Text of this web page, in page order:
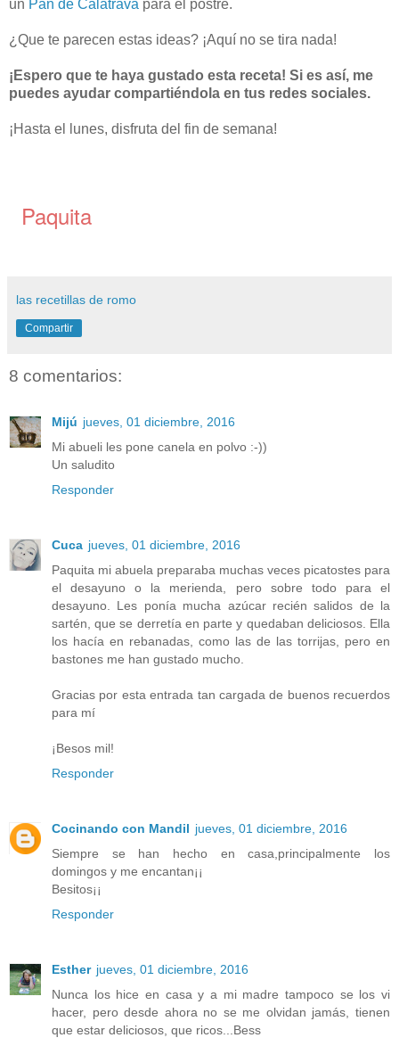
un Pan de Calatrava para el postre.
¿Que te parecen estas ideas? ¡Aquí no se tira nada!
¡Espero que te haya gustado esta receta! Si es así, me
puedes ayudar compartiéndola en tus redes sociales.
¡Hasta el lunes, disfruta del fin de semana!
Paquita
las recetillas de romo
Compartir
8 comentarios:
Mijú jueves, 01 diciembre, 2016
Mi abueli les pone canela en polvo :-))
Un saludito
Responder
Cuca jueves, 01 diciembre, 2016
Paquita mi abuela preparaba muchas veces picatostes para
el desayuno o la merienda, pero sobre todo para el
desayuno. Les ponía mucha azúcar recién salidos de la
sartén, que se derretía en parte y quedaban deliciosos. Ella
los hacía en rebanadas, como las de las torrijas, pero en
bastones me han gustado mucho.
Gracias por esta entrada tan cargada de buenos recuerdos
para mí
¡Besos mil!
Responder
Cocinando con Mandil jueves, 01 diciembre, 2016
Siempre se han hecho en casa,principalmente los
domingos y me encantan¡¡
Besitos¡¡
Responder
Esther jueves, 01 diciembre, 2016
Nunca los hice en casa y a mi madre tampoco se los vi
hacer, pero desde ahora no se me olvidan jamás, tienen
que estar deliciosos, que ricos...Bess